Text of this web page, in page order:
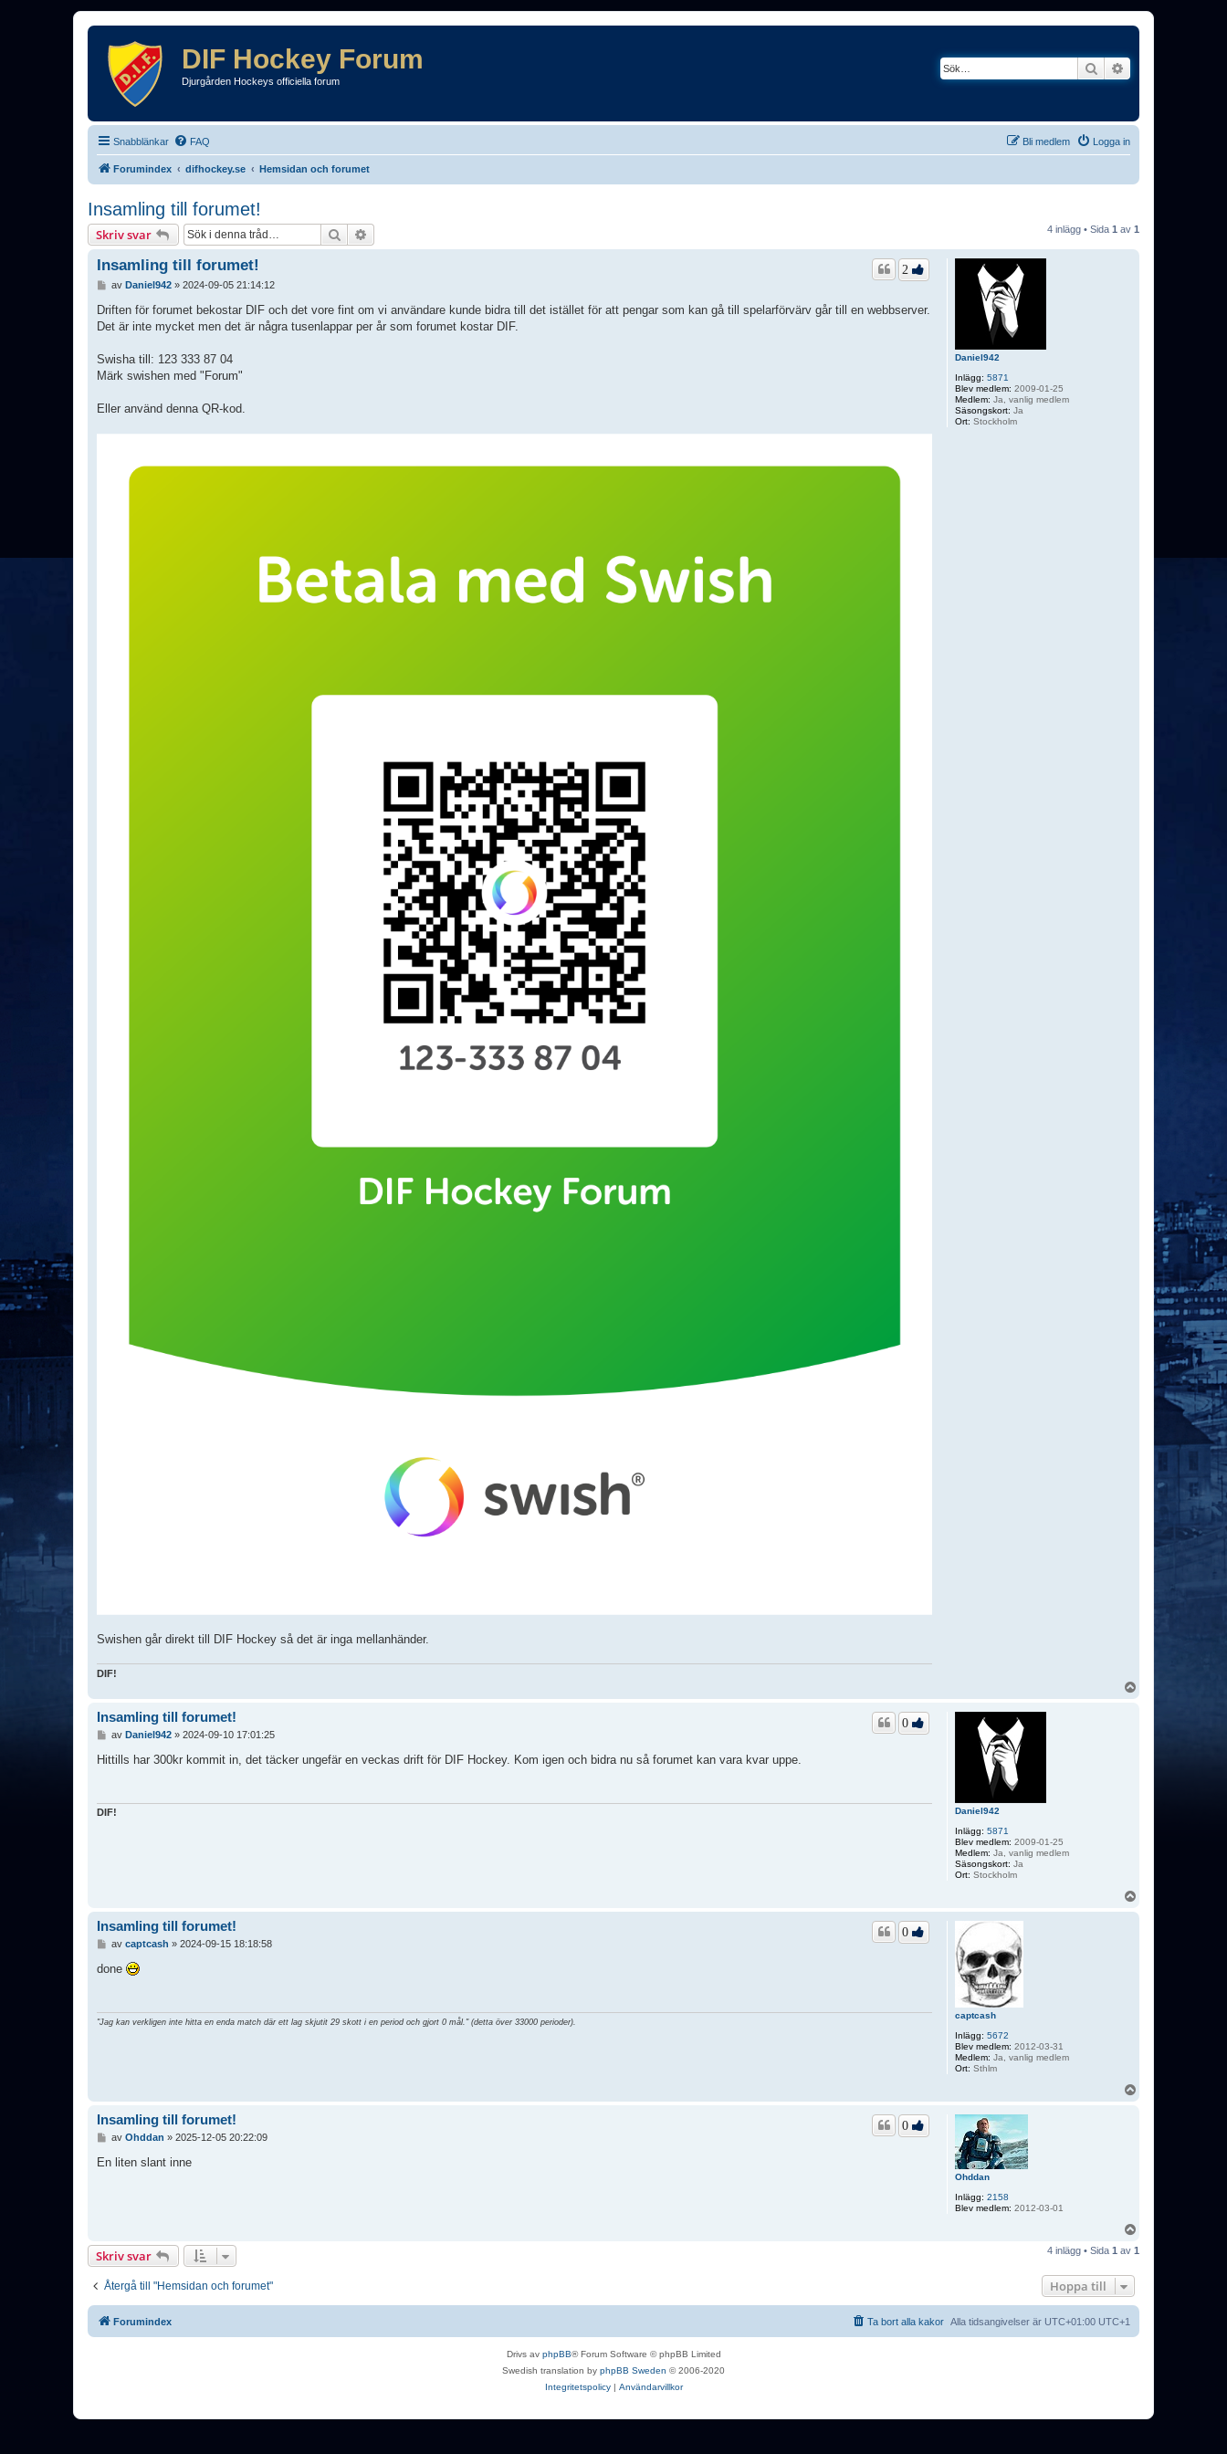
DIF Hockey Forum
Djurgården Hockeys officiella forum
Sök
Snabblänkar FAQ Logga in
Bli medlem
Forumindex difhockey.se Hemsidan och forumet
Insamling till forumet!
Skriv svar Sök 4 inlägg • Sida 1 av 1
Daniel942
Inlägg: 5871
Blev medlem: 2009-01-25
Medlem: Ja, vanlig medlem
Säsongskort: Ja
Ort: Stockholm
Insamling till forumet! 2
l
g
av Daniel942» 2024-09-05 21:14:12
Driften för forumet bekostar DIF och det vore fint om vi användare kunde bidra till det istället för att pengar som kan gå till spelarförvärv går till en webbserver.
Det är inte mycket men det är några tusenlappar per år som forumet kostar DIF.
Swisha till: 123 333 87 04
Märk swishen med "Forum"
Eller använd denna QR-kod.
Swishen går direkt till DIF Hockey så det är inga mellanhänder.
DIF!
Daniel942
Inlägg: 5871
Blev medlem: 2009-01-25
Medlem: Ja, vanlig medlem
Säsongskort: Ja
Ort: Stockholm
Insamling till forumet! 0
l
av Daniel942» 2024-09-10 17:01:25
Hittills har 300kr kommit in, det täcker ungefär en veckas drift för DIF Hockey. Kom igen och bidra nu så forumet kan vara kvar uppe.
DIF!
captcash
Inlägg: 5672
Blev medlem: 2012-03-31
Medlem: Ja, vanlig medlem
Ort: Sthlm
Insamling till forumet! 0
l
av captcash » 2024-09-15 18:18:58
done
"Jag kan verkligen inte hitta en enda match där ett lag skjutit 29 skott i en period och gjort 0 mål." (detta över 33000 perioder).
Ohddan
Inlägg: 2158
Blev medlem: 2012-03-01
Insamling till forumet! 0
l
av Ohddan » 2025-12-05 20:22:09
En liten slant inne
p
Skriv svar 4 inlägg • Sida 1 av 1
Återgå till "Hemsidan och forumet" Hoppa till
Forumindex Alla tidsangivelser är UTC+01:00 UTC+1
Ta bort alla kakor
Drivs av phpBB® Forum Software © phpBB Limited
Swedish translation by phpBB Sweden © 2006-2020
Integritetspolicy| Användarvillkor